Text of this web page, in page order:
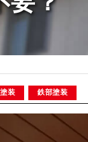
装 鉄部塗装